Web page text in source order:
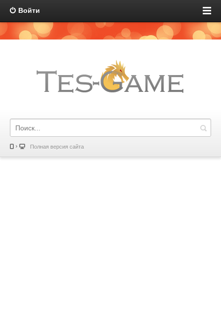
Войти
Полная версия сайта